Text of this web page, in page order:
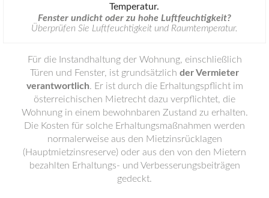
Fenster undicht oder zu hohe Luftfeuchtigkeit?
Überprüfen Sie Luftfeuchtigkeit und Raumtemperatur.
Für die Instandhaltung der Wohnung, einschließlich
Türen und Fenster, ist grundsätzlich der Vermieter
verantwortlich. Er ist durch die Erhaltungspflicht im
österreichischen Mietrecht dazu verpflichtet, die
Wohnung in einem bewohnbaren Zustand zu erhalten.
Die Kosten für solche Erhaltungsmaßnahmen werden
normalerweise aus den Mietzinsrücklagen
(Hauptmietzinsreserve) oder aus den von den Mietern
bezahlten Erhaltungs- und Verbesserungsbeiträgen
gedeckt.